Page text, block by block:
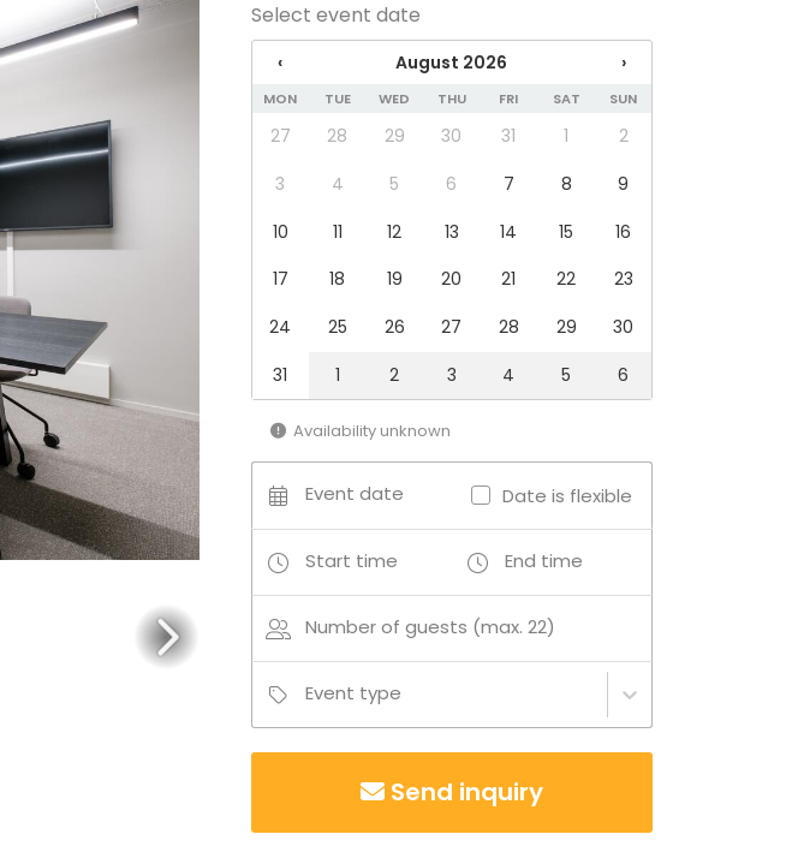
Select event date
‹ August 2026 ›
MON TUE WED THU FRI SAT SUN
27 28 29 30 31 1
2
3
4 5 6 7 8
9
10
11 12 13 14 15
16
17
18 19 20 21 22
23
24
25 26 27 28 29
30
31
1 2 3 4 5 6
Availability unknown
Event date Date is flexible
Start time End time
Number of guests (max. 22)
Event type
Send inquiry